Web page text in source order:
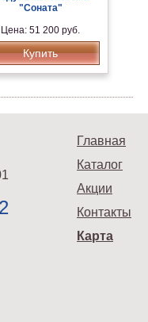
"Соната"
Цена: 51 200 руб.
Купить
Главная
Каталог
Акции
Контакты
Карта